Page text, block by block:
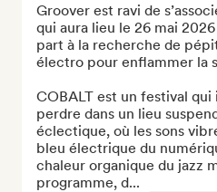
Groover est ravi de
qui aura lieu le 26 mai
part à la recherche de
électro pour enflammer la
COBALT est un festival
perdre dans un lieu
éclectique, où les sons
bleu électrique du
chaleur organique du jazz
programme, d...